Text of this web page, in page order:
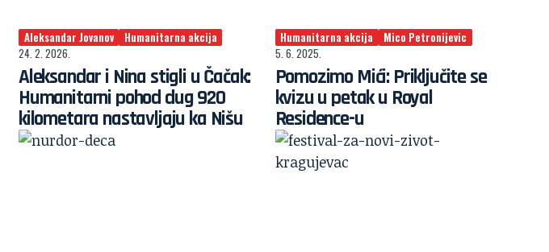
Aleksandar Jovanov
Humanitarna akcija
24. 2. 2026.
Aleksandar i Nina stigli u Čačak:
Humanitarni pohod dug 920
kilometara nastavljaju ka Nišu
Humanitarna akcija
Mico Petronijevic
5. 6. 2025.
Pomozimo Mići: Priključite se
kvizu u petak u Royal
Residence-u